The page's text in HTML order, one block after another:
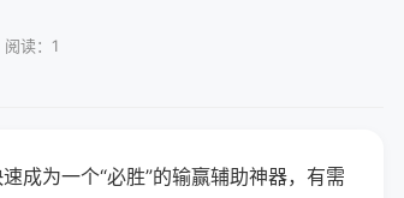
读：1
成为一个“必胜”的输赢辅助神器，有需